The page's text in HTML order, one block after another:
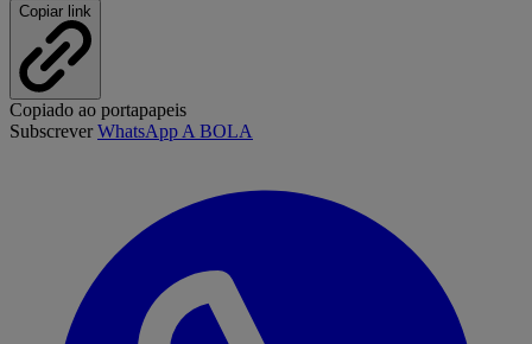
Copiar link
Copiado ao portapapeis
SubscreverWhatsApp A BOLA